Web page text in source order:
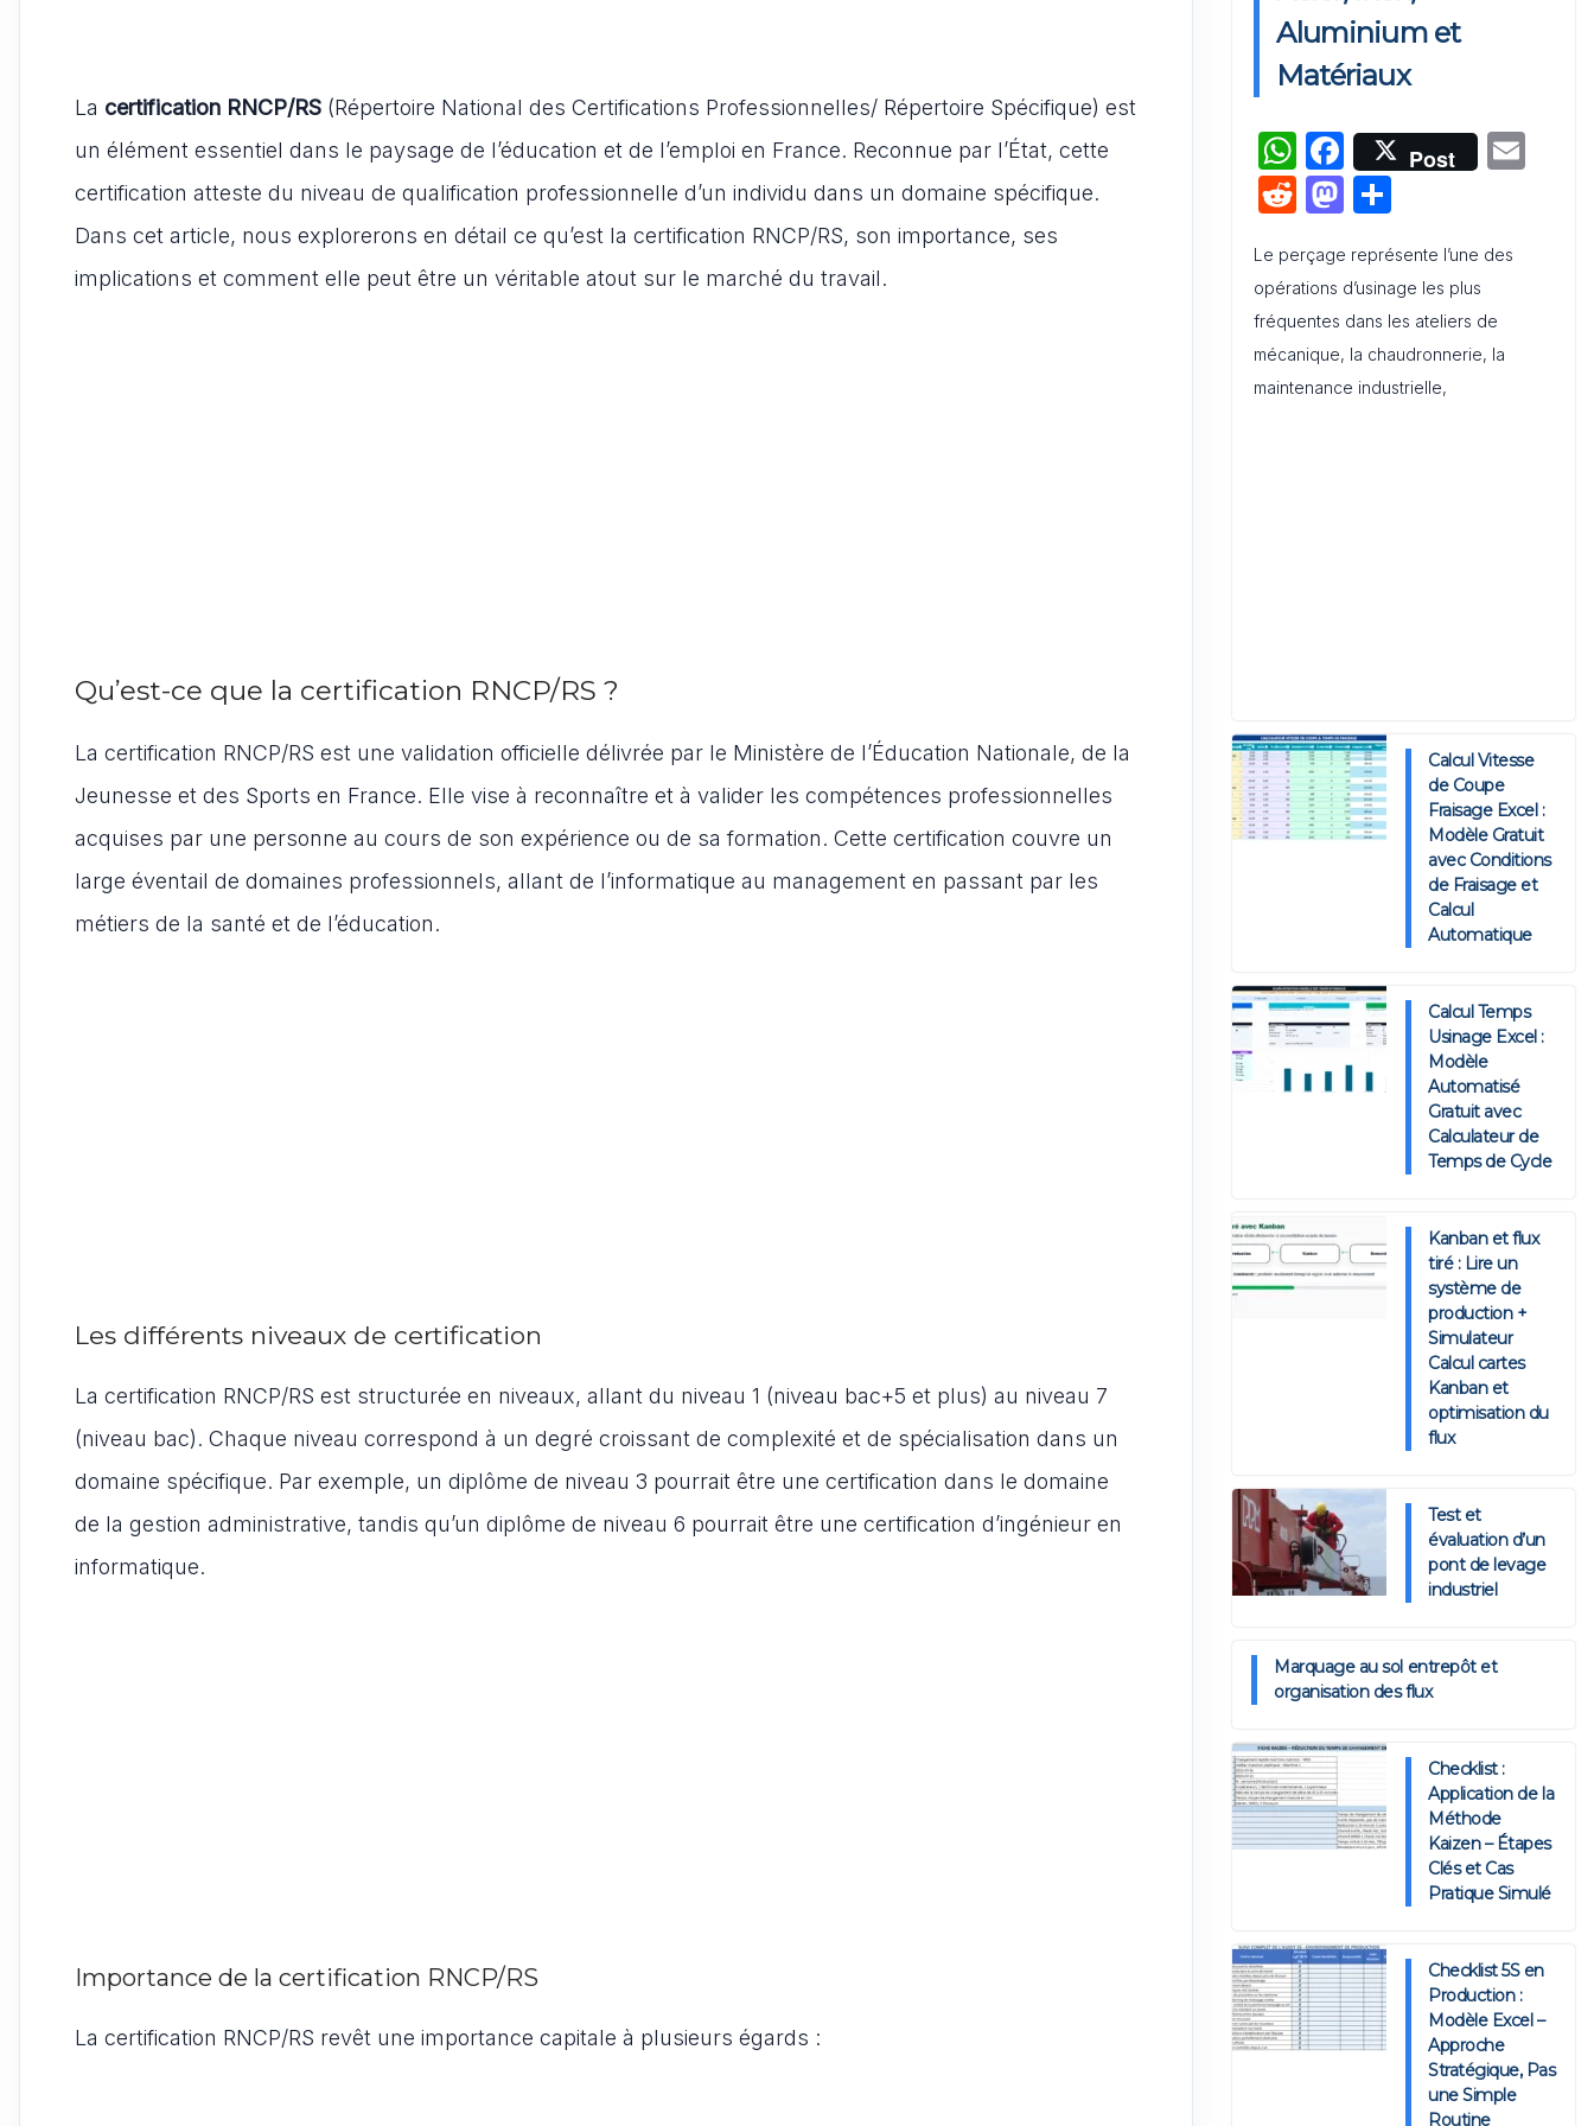
La certification RNCP/RS (Répertoire National des Certifications Professionnelles/ Répertoire Spécifique) est
un élément essentiel dans le paysage de l’éducation et de l’emploi en France. Reconnue par l’État, cette
certification atteste du niveau de qualification professionnelle d’un individu dans un domaine spécifique.
Dans cet article, nous explorerons en détail ce qu’est la certification RNCP/RS, son importance, ses
implications et comment elle peut être un véritable atout sur le marché du travail.
Qu’est-ce que la certification RNCP/RS ?
La certification RNCP/RS est une validation officielle délivrée par le Ministère de l’Éducation Nationale, de la
Jeunesse et des Sports en France. Elle vise à reconnaître et à valider les compétences professionnelles
acquises par une personne au cours de son expérience ou de sa formation. Cette certification couvre un
large éventail de domaines professionnels, allant de l’informatique au management en passant par les
métiers de la santé et de l’éducation.
Les différents niveaux de certification
La certification RNCP/RS est structurée en niveaux, allant du niveau 1 (niveau bac+5 et plus) au niveau 7
(niveau bac). Chaque niveau correspond à un degré croissant de complexité et de spécialisation dans un
domaine spécifique. Par exemple, un diplôme de niveau 3 pourrait être une certification dans le domaine
de la gestion administrative, tandis qu’un diplôme de niveau 6 pourrait être une certification d’ingénieur en
informatique.
Importance de la certification RNCP/RS
La certification RNCP/RS revêt une importance capitale à plusieurs égards :
Œuvre et Modèle de Feuille de
Audit de Communication
Interne et Externe : Canevas
Word
Aluminium et
Matériaux
W
h
at
s
A
p
p
F
a
c
e
b
o
o
Post
R
d
di
t
M
st
o
d
o
ta
g
er
Le perçage représente l’une des
opérations d’usinage les plus
fréquentes dans les ateliers de
mécanique, la chaudronnerie, la
maintenance industrielle,
Calcul Vitesse
de Coupe
Fraisage Excel :
Modèle Gratuit
avec Conditions
de Fraisage et
Calcul
Automatique
Calcul Temps
Usinage Excel :
Modèle
Automatisé
Gratuit avec
Calculateur de
Temps de Cycle
Kanban et flux
tiré : Lire un
système de
production +
Simulateur
Calcul cartes
Kanban et
optimisation du
flux
Test et
évaluation d’un
pont de levage
industriel
Marquage au sol entrepôt et
organisation des flux
Checklist :
Application de la
Méthode
Kaizen – Étapes
Clés et Cas
Pratique Simulé
Checklist 5S en
Production :
Modèle Excel –
Approche
Stratégique, Pas
une Simple
Routine